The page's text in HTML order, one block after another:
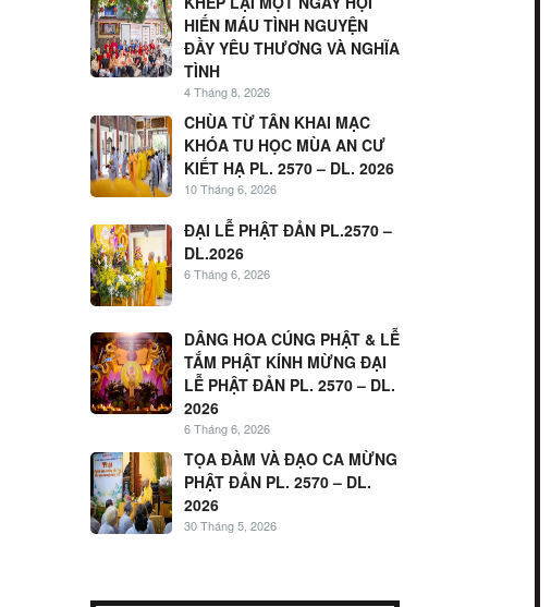
HIẾN MÁU TÌNH NGUYỆN
ĐẦY YÊU THƯƠNG VÀ NGHĨA
TÌNH
4 Tháng 8, 2026
CHÙA TỪ TÂN KHAI MẠC
KHÓA TU HỌC MÙA AN CƯ
KIẾT HẠ PL. 2570 – DL. 2026
10 Tháng 6, 2026
ĐẠI LỄ PHẬT ĐẢN PL.2570 –
DL.2026
6 Tháng 6, 2026
DÂNG HOA CÚNG PHẬT & LỄ
TẮM PHẬT KÍNH MỪNG ĐẠI
LỄ PHẬT ĐẢN PL. 2570 – DL.
2026
6 Tháng 6, 2026
TỌA ĐÀM VÀ ĐẠO CA MỪNG
PHẬT ĐẢN PL. 2570 – DL.
2026
30 Tháng 5, 2026